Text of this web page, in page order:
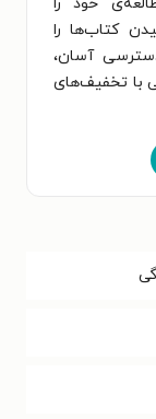
کتاب‌ها را
آسان،
با تخفیف‌های